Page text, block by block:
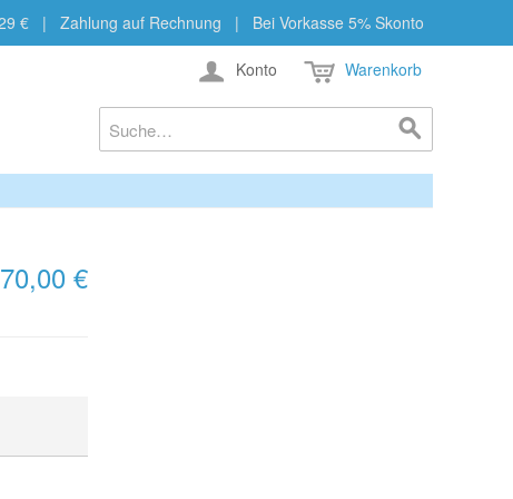
29 € | Zahlung auf Rechnung | Bei Vorkasse 5% Skonto
Konto Warenkorb
€